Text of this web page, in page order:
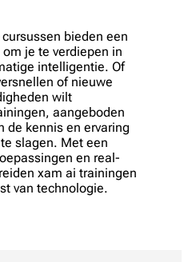
bieden een
je te verdiepen in
intelligentie. Of
of nieuwe
wilt
aangeboden
de kennis en ervaring
slagen. Met een
en real-
xam ai trainingen
van technologie.